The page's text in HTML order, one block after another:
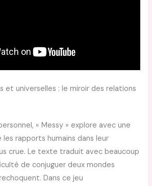
et universelles : le miroir des relations
« Messy » explore avec une
rapports humains dans leur
crue. Le texte traduit avec beaucoup
de conjuguer deux mondes
Dans ce jeu